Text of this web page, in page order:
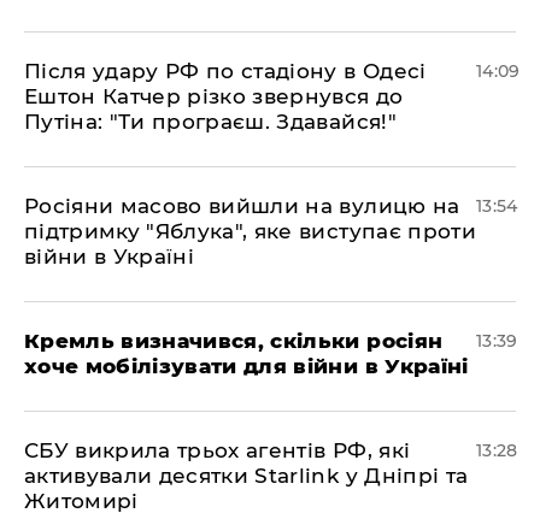
Після удару РФ по стадіону в Одесі
Ештон Катчер різко звернувся до
Путіна: "Ти програєш. Здавайся!"
14:09
Росіяни масово вийшли на вулицю на
підтримку "Яблука", яке виступає проти
війни в Україні
13:54
Кремль визначився, скільки росіян
хоче мобілізувати для війни в Україні
13:39
СБУ викрила трьох агентів РФ, які
активували десятки Starlink у Дніпрі та
Житомирі
13:28